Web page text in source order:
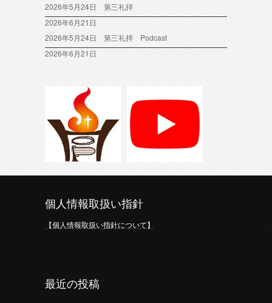
2026年5月24日 第三礼拝
2026年6月21日
2026年5月24日 第三礼拝 Podcast
2026年6月21日
個人情報取扱い指針
【個人情報取扱い指針について】
最近の投稿